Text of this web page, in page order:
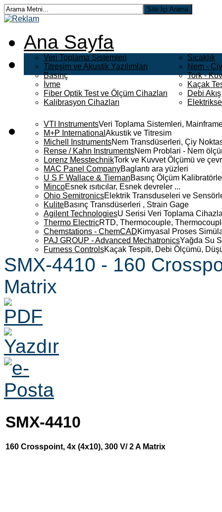
Ana Sayfa
Veri Toplama Sistemleri
Titreşim ve Akustik Yazılımları
Basınç
İvme
Fiber Optik Test ve Ölçüm Cihazları
Kalibrasyon Cihazları
Sıcaklık
Nem -
Tork -
Kaçak
Debi Akış
VTI InstrumentsVeri Toplama Sistemleri,
M+P International Akustik ve Titresim
Michell InstrumentsNem Transdüserleri, Çiy
Rense / Kahn InstrumentsNem Problari - Nem
Lorenz MesstechnikTork ve Kuvvet Ölçümü ve
MAC Panel CompanyBaglantı ara yüzleri
U S F Wallace & TiernanBasınç Ölçüm
MincoEsnek ısıtıcılar, Esnek devreler ...
Ohio SemitronicsElektrik Transduseleri ve
KuliteBasınç Transdüserleri , Strain Gage
Agilent TechnologiesU Serisi Veri Toplama
Thermo ElectricRTD, Thermocouple,
Chemstations - ChemCADKimyasal Proses
PAJ GROUP - Advanced MechatronicsYağda Su
Furness ControlsKaçak Tespiti, Debi Ölçümü,
SMX-4410 - 160
Matrix
SMX-4410
160 Crosspoint, 4x (4x10), 300 V/ 2 A Matrix